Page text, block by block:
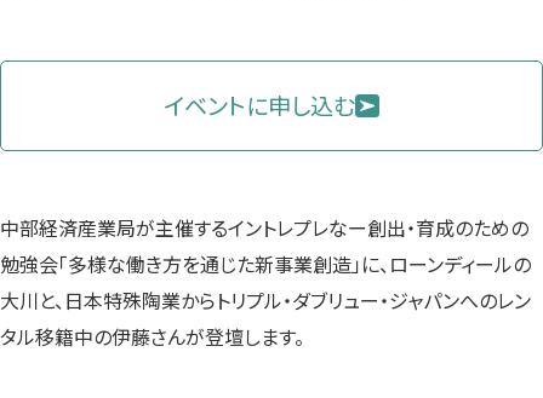
イベントに申し込む
中部経済産業局が主催するイントレプレなー創出・育成のための
勉強会「多様な働き方を通じた新事業創造」に、ローンディールの
大川と、日本特殊陶業からトリプル・ダブリュー・ジャパンへのレン
タル移籍中の伊藤さんが登壇します。